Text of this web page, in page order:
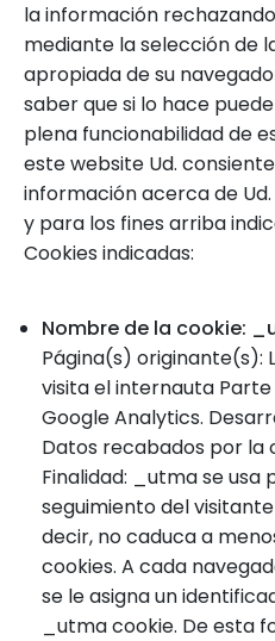
la información
mediante la selección de
apropiada de su
saber que si lo hace
plena funcionabilidad de
este website Ud.
información acerca de
y para los fines arriba
Cookies indicadas:
Nombre de la cookie:
Página(s) originante(s):
visita el internauta
Google Analytics.
Datos recabados por la
Finalidad: _utma se usa
seguimiento del
decir, no caduca a
cookies. A cada
se le asigna un
_utma cookie. De esta